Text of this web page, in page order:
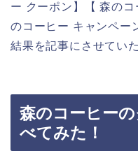
ー クーポン】【 森の
のコーヒー キャンペー
結果を記事にさせてい
森のコーヒー
べてみた！